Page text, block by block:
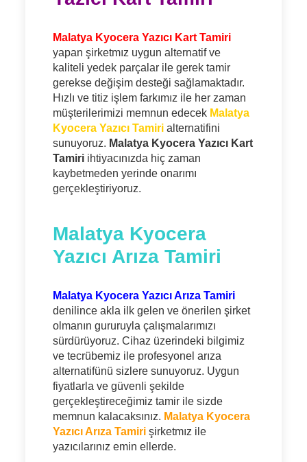
Malatya Kyocera Yazıcı Kart Tamiri
yapan şirketmız uygun alternatif ve
kaliteli yedek parçalar ile gerek tamir
gerekse değişim desteği sağlamaktadır.
Hızlı ve titiz işlem farkımız ile her zaman
müşterilerimizi memnun edecek Malatya
Kyocera Yazıcı Tamirialternatifini
sunuyoruz. Malatya Kyocera Yazıcı Kart
Tamiriihtiyacınızda hiç zaman
kaybetmeden yerinde onarımı
gerçekleştiriyoruz.
Malatya Kyocera
Yazıcı Arıza Tamiri
Malatya Kyocera Yazıcı Arıza Tamiri
denilince akla ilk gelen ve önerilen şirket
olmanın gururuyla çalışmalarımızı
sürdürüyoruz. Cihaz üzerindeki bilgimiz
ve tecrübemiz ile profesyonel arıza
alternatifünü sizlere sunuyoruz. Uygun
fiyatlarla ve güvenli şekilde
gerçekleştireceğimiz tamir ile sizde
memnun kalacaksınız. Malatya Kyocera
Yazıcı Arıza Tamirişirketmız ile
yazıcılarınız emin ellerde.